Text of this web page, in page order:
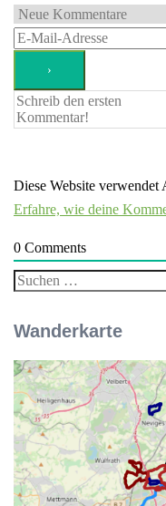
Diese Website verwendet
Erfahre, wie deine
0 Comments
Suchen
Wanderkarte